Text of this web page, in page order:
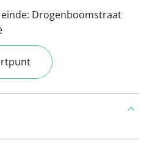
Drogenboomstraat